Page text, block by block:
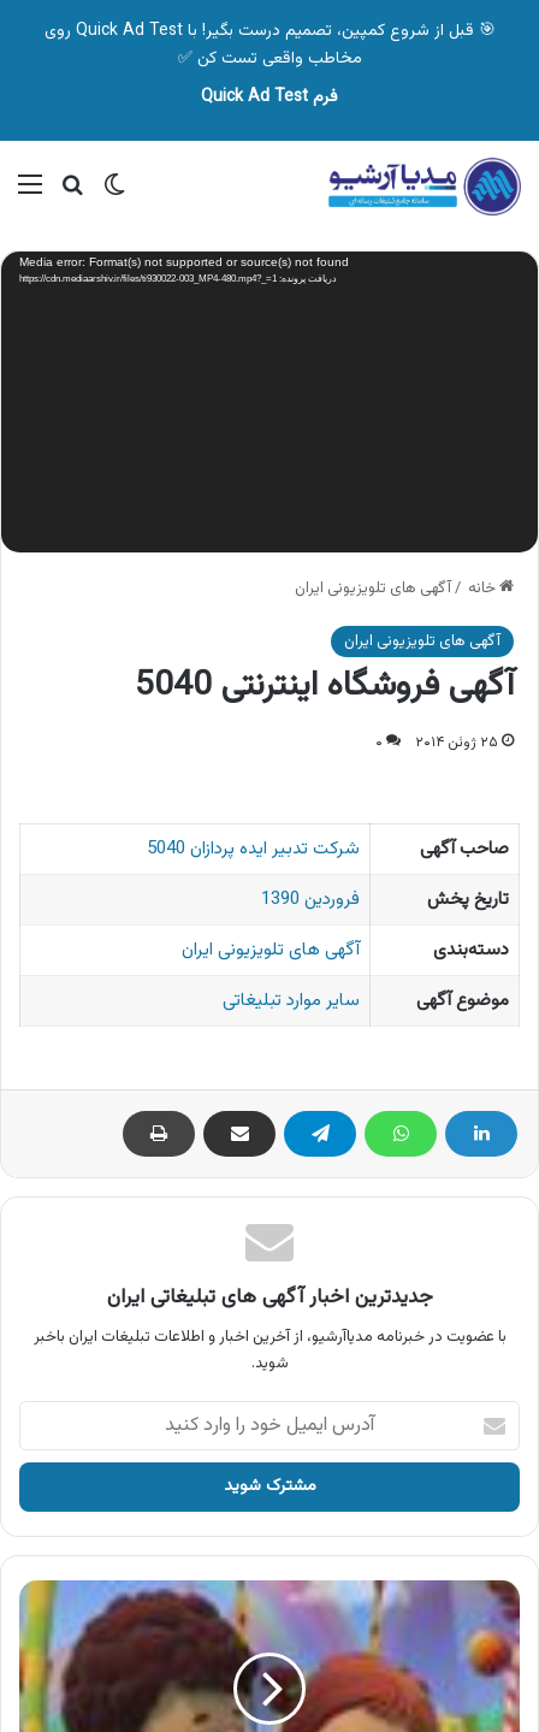
🎯 قبل از شروع کمپین، تصمیم درست بگیر! با Quick Ad Test روی
مخاطب واقعی تست کن ✅
فرم Quick Ad Test
تغییر پوسته
نمایشگر
ویدیو Media error: Format(s) not supported or source(s) not found
دریافت پرونده: https://cdn.mediaarshiv.ir/files/ti930022-003_MP4-480.mp4?_=1
خانه /آگهی های تلویزیونی ایران
آگهی های تلویزیونی ایران
آگهی فروشگاه اینترنتی 5040
۲۵ ژوئن ۲۰۱۴ ۰
صاحب آگهی
شرکت تدبیر ایده پردازان 5040
تاریخ پخش
فروردین 1390
دسته‌بندی
آگهی های تلویزیونی ایران
موضوع آگهی
سایر موارد تبلیغاتی
جدیدترین اخبار آگهی های تبلیغاتی ایران
با عضویت در خبرنامه مدیاآرشیو، از آخرین اخبار و اطلاعات تبلیغات ایران باخبر
شوید.
آدرس
ایمیل
خود
وارد
کنید
آگهی
دنیای
کودکان
مروا
،
لطیفه